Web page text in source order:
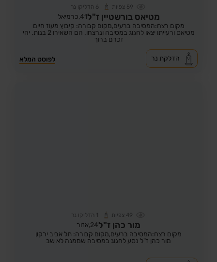
59 צפיות 6 הדליקו נר
מטיאס בורשטיין ז"ל41, כרמיאל
מקום רצח:המסיבה ברעים,מקום קבורה: קיבוץ מעוז חיים
מטיאס ורעייתו יצאו לחגוג במסיבה ונרצחו. הם השאירו 2 בנות. יהי
זכרם ברוך
לפוסט המלא הדלקת נר
49 צפיות 1 הדליקו נר
מור כהן ז"ל24, אזור
מקום רצח:המסיבה ברעים,מקום קבורה: תל אביב ירקון
מור כהן ז"ל נסע לחגוג במסיבה שממנה לא שב